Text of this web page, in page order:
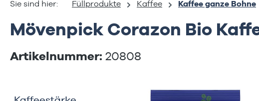
Füllprodukte Kaffee Kaffee ganze Bohne
Mövenpick Corazon Bio
Artikelnummer: 20808